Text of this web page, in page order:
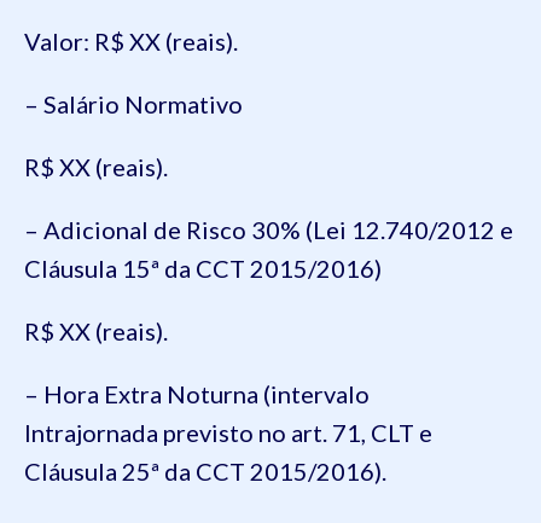
Valor: R$ XX (reais).
– Salário Normativo
R$ XX (reais).
– Adicional de Risco 30% (Lei 12.740/2012 e
Cláusula 15ª da CCT 2015/2016)
R$ XX (reais).
– Hora Extra Noturna (intervalo
Intrajornada previsto no art. 71, CLT e
Cláusula 25ª da CCT 2015/2016).